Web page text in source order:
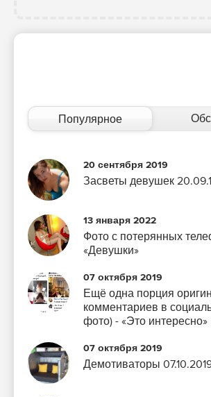
Популярное
20 сентября 2019
Засветы девушек
13 января 2022
Фото с потерянных
«Девушки»
07 октября 2019
Ещё одна порция
комментариев в
фото) - «Это интересно»
07 октября 2019
Демотиваторы